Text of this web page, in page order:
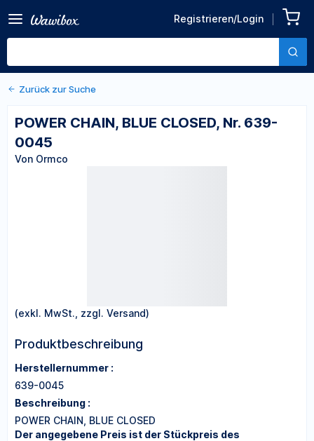
Registrieren/Login
CLOSED, Nr. 639-0045
Von Ormco
Zurück zu den Produktdetails
Zurück zur Suche
POWER CHAIN, BLUE CLOSED, Nr. 639-
0045
Von Ormco
(exkl. MwSt., zzgl. Versand)
Produktbeschreibung
Herstellernummer :
639-0045
Beschreibung :
POWER CHAIN, BLUE CLOSED
Der angegebene Preis ist der Stückpreis des